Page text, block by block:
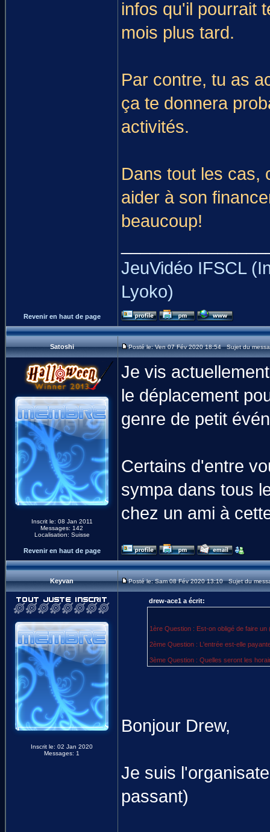
infos qu'il pourrait
mois plus tard.
Par contre, tu as
ça te donnera
activités.
Dans tout les cas,
aider à son
beaucoup!
JeuVidéo IFSCL
Lyoko)
Revenir en haut de page
Satoshi Posté le: Ven 07 Fév 2020 18:54 Sujet du
Inscrit le: 08 Jan 2011
Messages: 142
Localisation: Suisse
Je vis
le déplacement
genre de petit
Certains d'entre
sympa dans tous
chez un ami à
Revenir en haut de page
Keyvan Posté le: Sam 08 Fév 2020 13:10 Sujet du
Inscrit le: 02 Jan 2020
Messages: 1
drew-ace1 a écrit:
1ère Question : Est-on obligé de faire
2ème Question : L'entrée est-elle
3ème Question : Quelles seront les
Bonjour Drew,
Je suis
passant)